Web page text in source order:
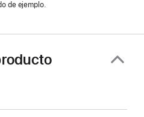
de ejemplo.